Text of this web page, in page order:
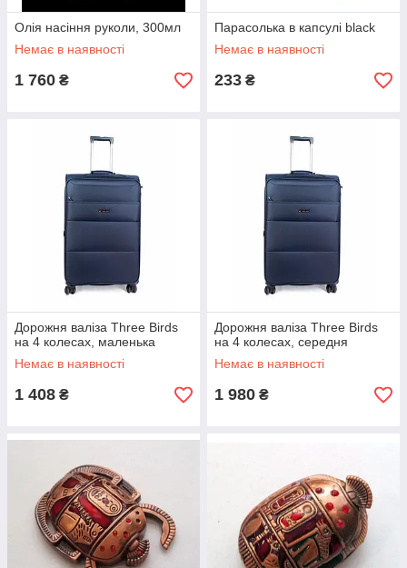
Олія насіння руколи, 300мл
Немає в наявності
1 760 ₴
Парасолька в капсулі black
Немає в наявності
233 ₴
Дорожня валіза Three Birds
на 4 колесах, маленька
Немає в наявності
1 408 ₴
Дорожня валіза Three Birds
на 4 колесах, середня
Немає в наявності
1 980 ₴